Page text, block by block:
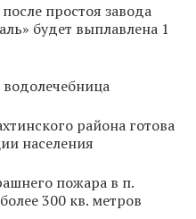
простоя завода
будет выплавлена 1
района готова
населения
пожара в п.
300 кв. метров